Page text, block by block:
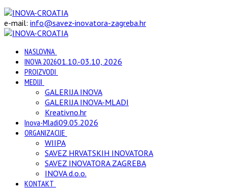
e-mail: info@savez-inovatora-zagreba.hr
NASLOVNA
INOVA 202601.10.-03.10, 2026
PROIZVODI
MEDIJI
GALERIJA INOVA
GALERIJA INOVA-MLADI
Kreativno.hr
Inova-Mladi09.05.2026
ORGANIZACIJE
WIIPA
SAVEZ HRVATSKIH INOVATORA
SAVEZ INOVATORA ZAGREBA
INOVA d.o.o.
KONTAKT